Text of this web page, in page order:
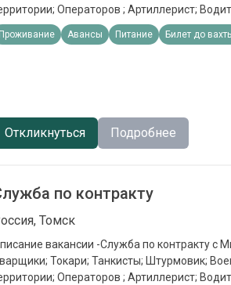
Операторов ; Артиллерист;
можно без опыта
Условия - Кредитные каникулы; -
выплаты Единоразовая
зарплата 210 000 СВО-РФ Работодатель На Авито c 31 января 2026 Реквизиты
Проживание Авансы Питание Билет до
Откликнуться Подробнее
по контракту
Томск
вакансии -Служба по контракту
Токари; Танкисты; Штурмовик;
Операторов ; Артиллерист;